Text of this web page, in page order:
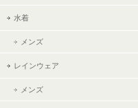
水着
メンズ
レインウェア
メンズ